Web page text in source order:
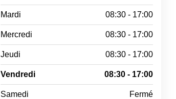
Mardi 08:30 - 17:00
Mercredi 08:30 - 17:00
Jeudi 08:30 - 17:00
Vendredi 08:30 - 17:00
Samedi Fermé